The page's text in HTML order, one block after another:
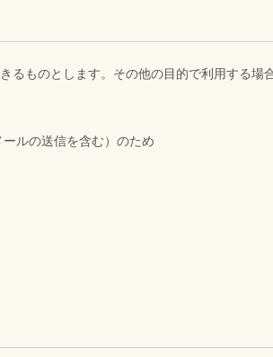
ものとします。その他の目的で利用する場
ルの送信を含む）のため